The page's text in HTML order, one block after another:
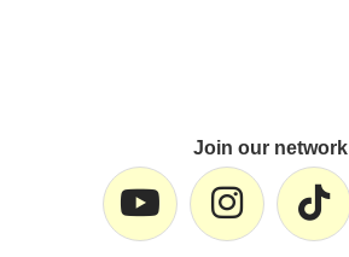
Join our network